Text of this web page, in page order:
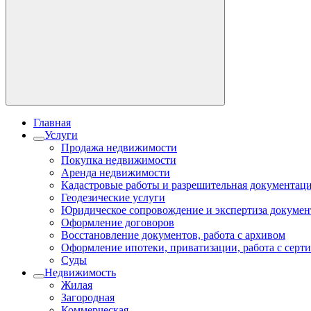
Главная
Услуги
Продажа недвижимости
Покупка недвижимости
Аренда недвижимости
Кадастровые работы и разрешительная
Геодезические услуги
Юридическое сопровождение и экспертиза
Оформление договоров
Восстановление документов, работа с архивом
Оформление ипотеки, приватизации, работа с
Суды
Недвижимость
Жилая
Загородная